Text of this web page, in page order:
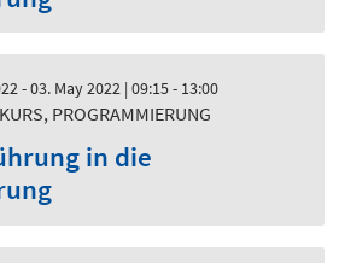
- 03. May 2022 | 09:15 - 13:00
PROGRAMMIERUNG
in die